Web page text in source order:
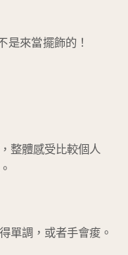
是來當擺飾的！
整體感受比較個人
單調，或者手會痠。